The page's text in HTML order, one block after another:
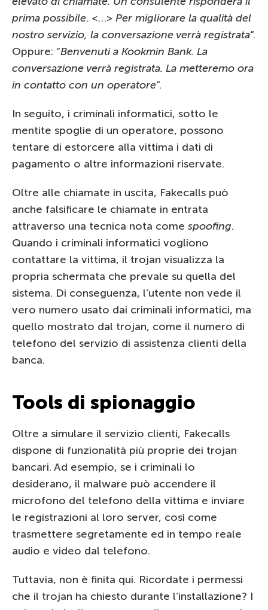
prima possibile. <…> Per migliorare la qualità del
nostro servizio, la conversazione verrà registrata“.
Oppure: “Benvenuti a Kookmin Bank. La
conversazione verrà registrata. La metteremo ora
in contatto con un operatore“.
In seguito, i criminali informatici, sotto le
mentite spoglie di un operatore, possono
tentare di estorcere alla vittima i dati di
pagamento o altre informazioni riservate.
Oltre alle chiamate in uscita, Fakecalls può
anche falsificare le chiamate in entrata
attraverso una tecnica nota come spoofing.
Quando i criminali informatici vogliono
contattare la vittima, il trojan visualizza la
propria schermata che prevale su quella del
sistema. Di conseguenza, l’utente non vede il
vero numero usato dai criminali informatici, ma
quello mostrato dal trojan, come il numero di
telefono del servizio di assistenza clienti della
banca.
Tools di spionaggio
Oltre a simulare il servizio clienti, Fakecalls
dispone di funzionalità più proprie dei trojan
bancari. Ad esempio, se i criminali lo
desiderano, il malware può accendere il
microfono del telefono della vittima e inviare
le registrazioni al loro server, così come
trasmettere segretamente ed in tempo reale
audio e video dal telefono.
Tuttavia, non è finita qui. Ricordate i permessi
che il trojan ha chiesto durante l’installazione? I